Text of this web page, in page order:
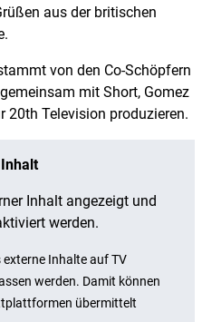
aus der britischen
von den Co-Schöpfern
mit Short, Gomez
20th Television produzieren.